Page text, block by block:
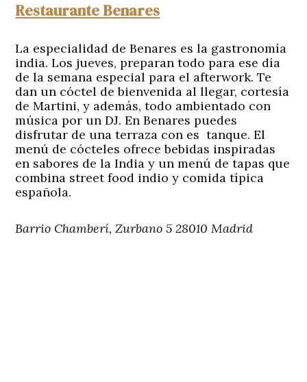
Restaurante Benares
La especialidad de Benares es la gastronomía
india. Los jueves, preparan todo para ese día
de la semana especial para el afterwork. Te
dan un cóctel de bienvenida al llegar, cortesía
de Martini, y además, todo ambientado con
música por un DJ. En Benares puedes
disfrutar de una terraza con es tanque. El
menú de cócteles ofrece bebidas inspiradas
en sabores de la India y un menú de tapas que
combina street food indio y comida típica
española.
Barrio Chamberí, Zurbano 5 28010 Madrid